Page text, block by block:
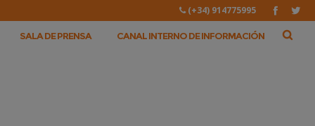
(+34) 914775995
SALA DE PRENSA CANAL INTERNO DE INFORMACIÓN